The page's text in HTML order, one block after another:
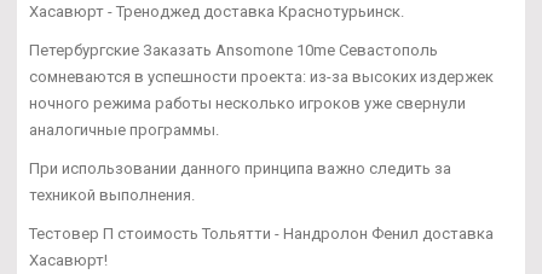
Хасавюрт - Треноджед доставка Краснотурьинск.
Петербургские Заказать Ansomone 10me Севастополь
сомневаются в успешности проекта: из-за высоких издержек
ночного режима работы несколько игроков уже свернули
аналогичные программы.
При использовании данного принципа важно следить за
техникой выполнения.
Тестовер П стоимость Тольятти - Нандролон Фенил доставка
Хасавюрт!